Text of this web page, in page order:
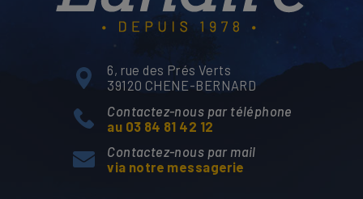
6, rue des Prés Verts
39120 CHENE-BERNARD
Contactez-nous par téléphone
au 03 84 81 42 12
Contactez-nous par mail
via notre messagerie